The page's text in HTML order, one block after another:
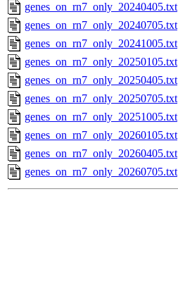
genes_on_rn7_only_20240405.txt
genes_on_rn7_only_20240705.txt
genes_on_rn7_only_20241005.txt
genes_on_rn7_only_20250105.txt
genes_on_rn7_only_20250405.txt
genes_on_rn7_only_20250705.txt
genes_on_rn7_only_20251005.txt
genes_on_rn7_only_20260105.txt
genes_on_rn7_only_20260405.txt
genes_on_rn7_only_20260705.txt